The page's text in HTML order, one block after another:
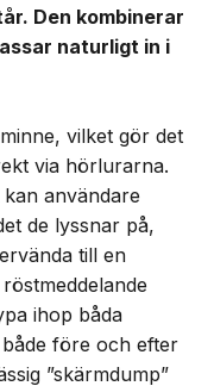
Den kombinerar
naturligt in i
vilket gör det
via hörlurarna.
användare
de lyssnar på,
till en
ihop båda
före och efter
”skärmdump”